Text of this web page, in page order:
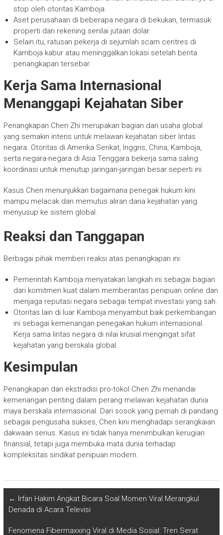
stop oleh otoritas Kamboja.
Aset perusahaan di beberapa negara di bekukan, termasuk
properti dan rekening senilai jutaan dolar.
Selain itu, ratusan pekerja di sejumlah scam centres di
Kamboja kabur atau meninggalkan lokasi setelah berita
penangkapan tersebar.
Kerja Sama Internasional
Menanggapi Kejahatan Siber
Penangkapan Chen Zhi merupakan bagian dari usaha global
yang semakin intens untuk melawan kejahatan siber lintas
negara. Otoritas di Amerika Serikat, Inggris, China, Kamboja,
serta negara-negara di Asia Tenggara bekerja sama saling
koordinasi untuk menutup jaringan-jaringan besar seperti ini.
Kasus Chen menunjukkan bagaimana penegak hukum kini
mampu melacak dan memutus aliran dana kejahatan yang
menyusup ke sistem global.
Reaksi dan Tanggapan
Berbagai pihak memberi reaksi atas penangkapan ini:
Pemerintah Kamboja menyatakan langkah ini sebagai bagian
dari komitmen kuat dalam memberantas penipuan online dan
menjaga reputasi negara sebagai tempat investasi yang sah.
Otoritas lain di luar Kamboja menyambut baik perkembangan
ini sebagai kemenangan penegakan hukum internasional.
Kerja sama lintas negara di nilai krusial mengingat sifat
kejahatan yang berskala global.
Kesimpulan
Penangkapan dan ekstradisi pro-tokol Chen Zhi menandai
kemenangan penting dalam perang melawan kejahatan dunia
maya berskala internasional. Dari sosok yang pernah di pandang
sebagai pengusaha sukses, Chen kini menghadapi serangkaian
dakwaan serius. Kasus ini tidak hanya menimbulkan kerugian
finansial, tetapi juga membuka mata dunia terhadap
kompleksitas sindikat penipuan modern.
←
Irfan Hakim Angkat Bicara Soal Momen Viral Merangkul
Denada di Acara Televisi
Fenomena Fibermaxxing Viral di Media Sosial: Tren Serat